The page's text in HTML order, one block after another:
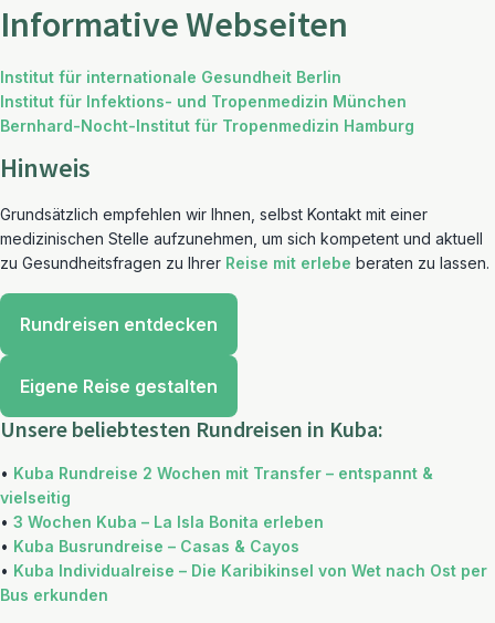
Informative Webseiten
Institut für internationale Gesundheit Berlin
Institut für Infektions- und Tropenmedizin München
Bernhard-Nocht-Institut für Tropenmedizin Hamburg
Hinweis
Grundsätzlich empfehlen wir Ihnen, selbst Kontakt mit einer
medizinischen Stelle aufzunehmen, um sich kompetent und aktuell
zu Gesundheitsfragen zu Ihrer Reise mit erlebe beraten zu lassen.
Rundreisen entdecken
Eigene Reise gestalten
Unsere beliebtesten Rundreisen in Kuba:
• Kuba Rundreise 2 Wochen mit Transfer – entspannt &
vielseitig
• 3 Wochen Kuba – La Isla Bonita erleben
• Kuba Busrundreise – Casas & Cayos
• Kuba Individualreise – Die Karibikinsel von Wet nach Ost per
Bus erkunden